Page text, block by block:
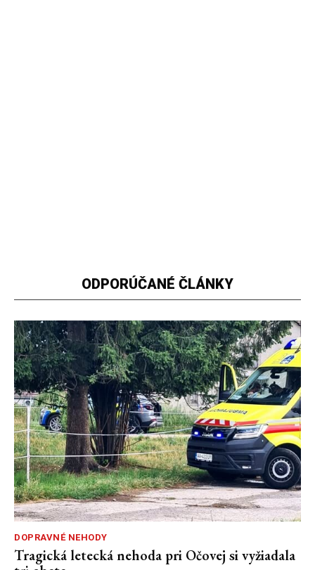
ODPORÚČANÉ ČLÁNKY
DOPRAVNÉ NEHODY
Tragická letecká nehoda pri Očovej si vyžiadala